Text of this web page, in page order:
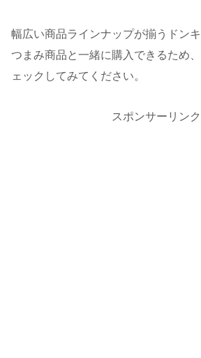
幅広い商品ラインナップが揃うドン
つまみ商品と一緒に購入できるため
ェックしてみてください。
スポンサーリンク